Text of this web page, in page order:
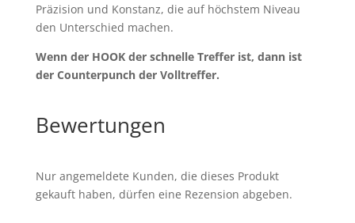
Präzision und Konstanz, die auf höchstem Niveau
den Unterschied machen.
Wenn der HOOK der schnelle Treffer ist, dann ist
der Counterpunch der Volltreffer.
Bewertungen
Nur angemeldete Kunden, die dieses Produkt
gekauft haben, dürfen eine Rezension abgeben.